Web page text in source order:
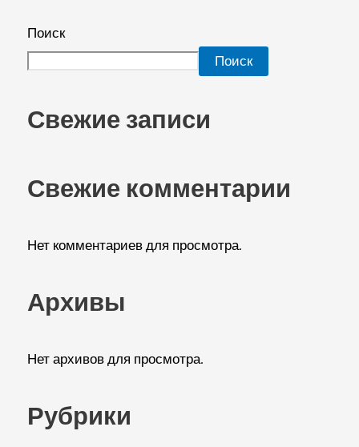
Поиск
Поиск
Свежие записи
Свежие комментарии
Нет комментариев для просмотра.
Архивы
Нет архивов для просмотра.
Рубрики